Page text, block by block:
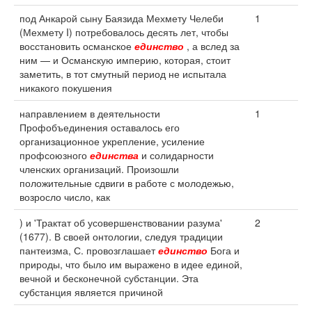
под Анкарой сыну Баязида Мехмету Челеби
(Мехмету I) потребовалось десять лет, чтобы
восстановить османское единство , а вслед за
ним — и Османскую империю, которая, стоит
заметить, в тот смутный период не испытала
никакого покушения
1
направлением в деятельности
Профобъединения оставалось его
организационное укрепление, усиление
профсоюзного единства и солидарности
членских организаций. Произошли
положительные сдвиги в работе с молодежью,
возросло число, как
1
) и 'Трактат об усовершенствовании разума'
(1677). В своей онтологии, следуя традиции
пантеизма, С. провозглашаетединство Бога и
природы, что было им выражено в идее единой,
вечной и бесконечной субстанции. Эта
субстанция является причиной
2